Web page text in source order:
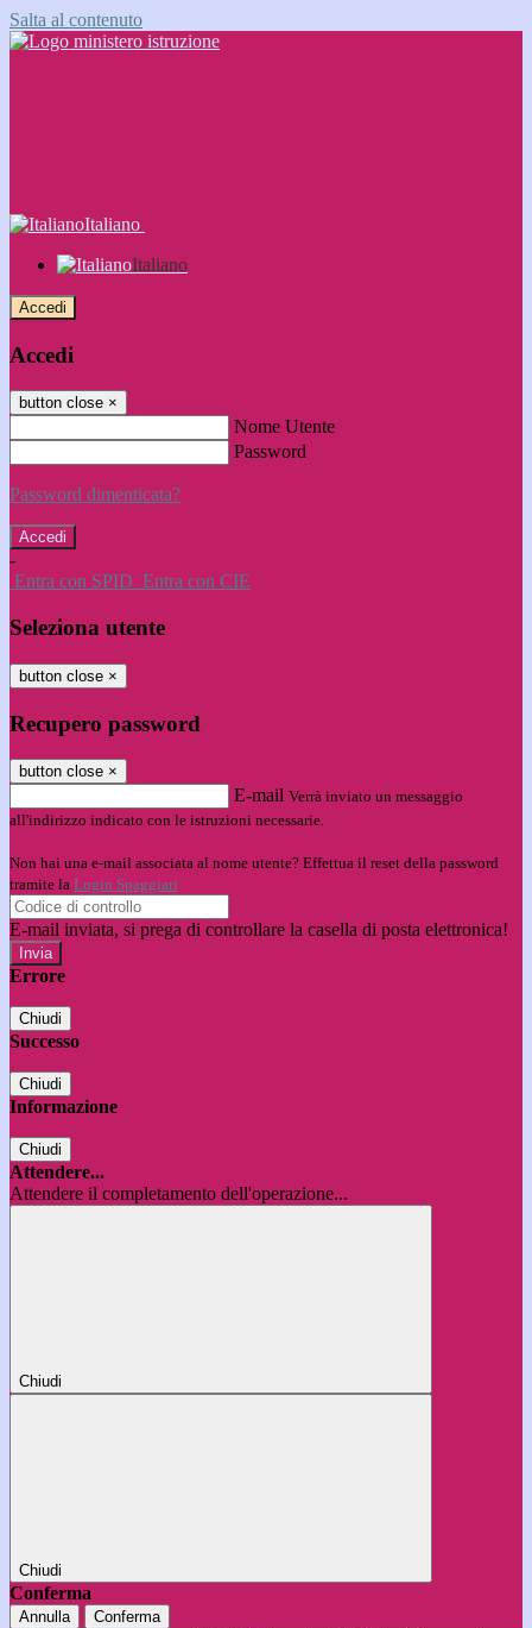
Salta al contenuto
Italiano
Italiano
Accedi
Accedi
button close ×
Nome Utente
Password
Password dimenticata?
-
Entra con SPID Entra con CIE
Seleziona utente
button close ×
Recupero password
button close ×
E-mail Verrà inviato un messaggio
all'indirizzo indicato con le istruzioni necessarie.
Non hai una e-mail associata al nome utente? Effettua il reset della password
tramite la Login Spaggiari
E-mail inviata, si prega di controllare la casella di posta elettronica!
Errore
Chiudi
Successo
Chiudi
Informazione
Chiudi
Attendere...
Attendere il completamento dell'operazione...
Chiudi
Chiudi
Conferma
Annulla Conferma